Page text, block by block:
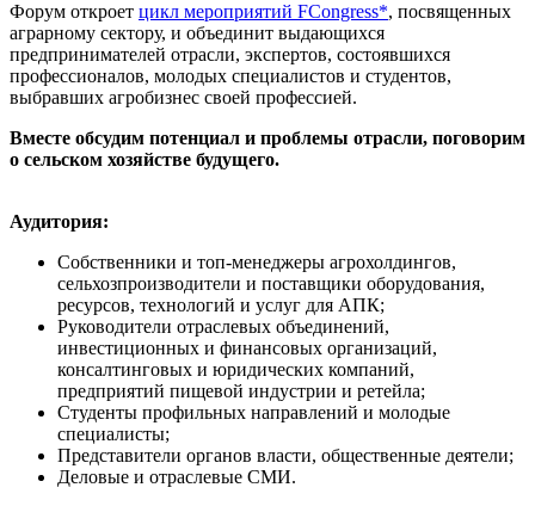
Форум откроет цикл мероприятий FCongress*, посвященных
аграрному сектору, и объединит выдающихся
предпринимателей отрасли, экспертов, состоявшихся
профессионалов, молодых специалистов и студентов,
выбравших агробизнес своей профессией.
Вместе обсудим потенциал и проблемы отрасли, поговорим
о сельском хозяйстве будущего.
Аудитория:
Собственники и топ-менеджеры агрохолдингов,
сельхозпроизводители и поставщики оборудования,
ресурсов, технологий и услуг для АПК;
Руководители отраслевых объединений,
инвестиционных и финансовых организаций,
консалтинговых и юридических компаний,
предприятий пищевой индустрии и ретейла;
Студенты профильных направлений и молодые
специалисты;
Представители органов власти, общественные деятели;
Деловые и отраслевые СМИ.